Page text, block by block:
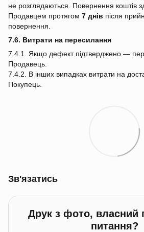
не розглядаються. Повернення коштів
Продавцем протягом 7 днів після
повернення.
7.6. Витрати на пересилання
7.4.1. Якщо дефект підтверджено —
Продавець.
7.4.2. В інших випадках витрати на
Покупець.
Зв'язатись
Друк з фото, власний
питання?